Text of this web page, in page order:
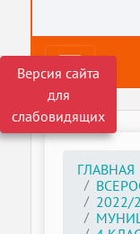
Версия сайта
для
слабовидящих
ГЛАВНАЯ
2022/